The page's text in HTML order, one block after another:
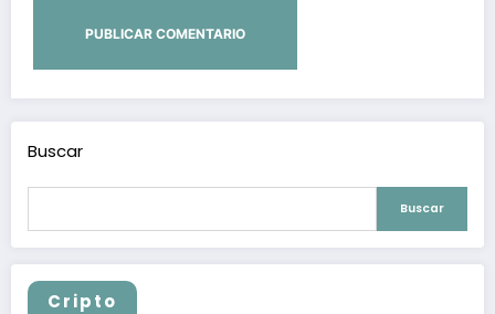
Buscar
Buscar
Cripto